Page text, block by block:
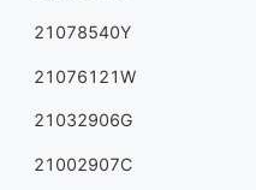
21078540Y
21076121W
21032906G
21002907C